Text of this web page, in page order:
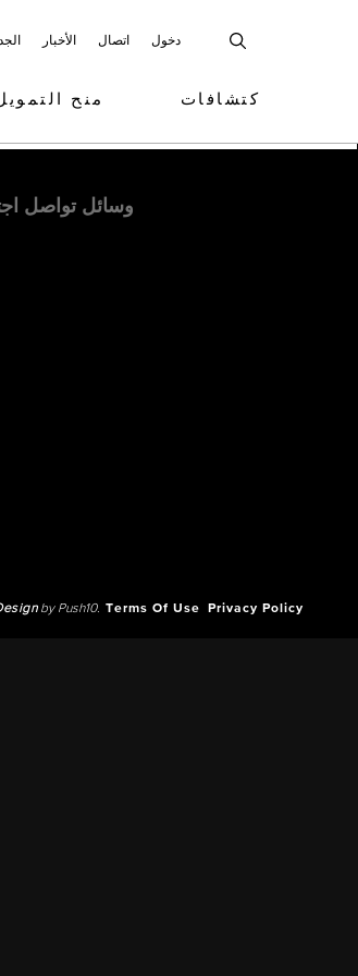
الأخبار اتصال دخول
منح كتشافات
وسائل تواصل
by Push10. Terms Of Use Privacy Policy